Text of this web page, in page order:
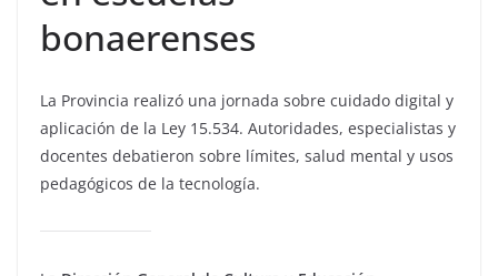
bonaerenses
La Provincia realizó una jornada sobre cuidado digital y
aplicación de la Ley 15.534. Autoridades, especialistas y
docentes debatieron sobre límites, salud mental y usos
pedagógicos de la tecnología.